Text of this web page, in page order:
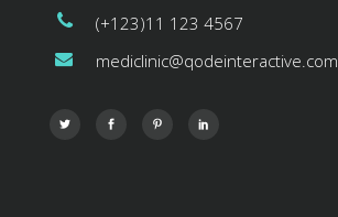
(+123)11 123 4567
mediclinic@qodeinteractive.com